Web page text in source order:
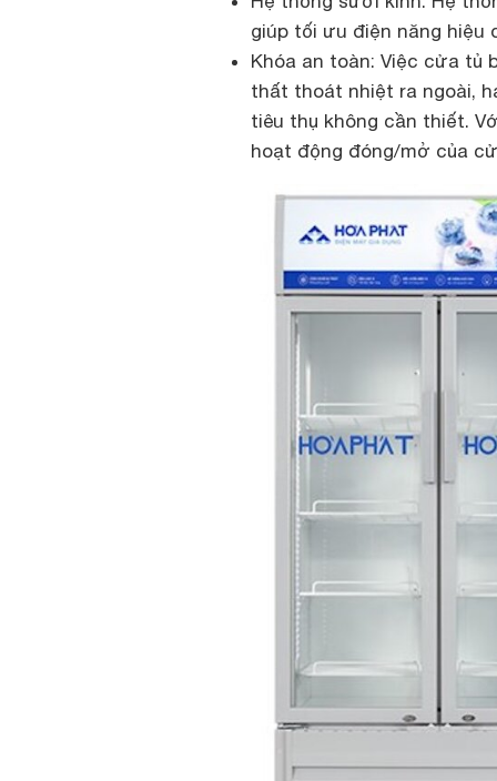
giúp tối ưu điện năng hiệu
Khóa an toàn: Việc cửa tủ
thất thoát nhiệt ra ngoài,
tiêu thụ không cần thiết.
hoạt động đóng/mở của